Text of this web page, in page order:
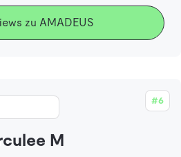
zu AMADEUS
#6
M